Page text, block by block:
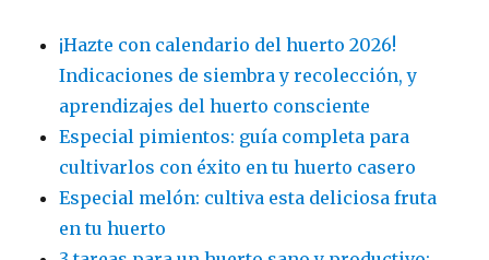
¡Hazte con calendario del huerto 2026!
Indicaciones de siembra y recolección, y
aprendizajes del huerto consciente
Especial pimientos: guía completa para
cultivarlos con éxito en tu huerto casero
Especial melón: cultiva esta deliciosa fruta
en tu huerto